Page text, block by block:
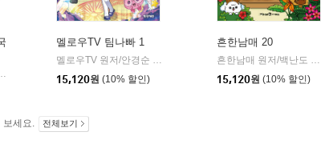
래엔 역사 교과서 집필진,흔한컴퍼니 감수 | 미래엔아이세움
멜로우TV 팀나빠 1
멜로우TV 원저/안경순 저/쓰리포 그림 | 학산키즈
15,120원 (10% 할인)
흔한남매 20
흔한남매 원저/백난도 글/유난희 그림/흔한컴퍼니 감수
15,120원 (10% 할인)
보세요. 전체보기